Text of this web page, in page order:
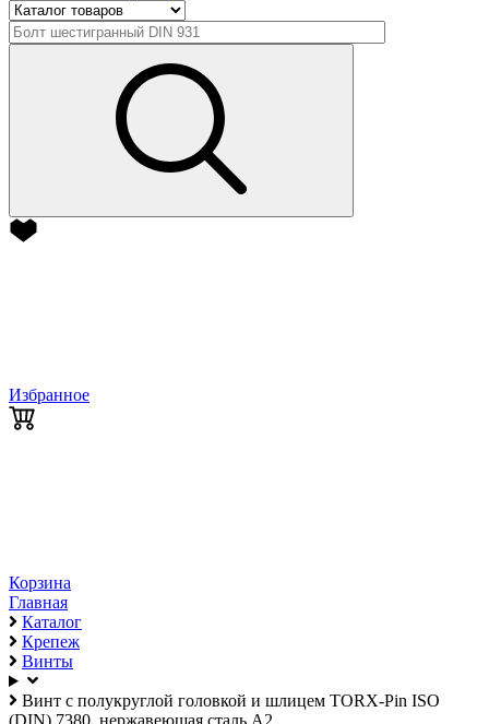
Избранное
Корзина
Главная
Каталог
Крепеж
Винты
Винт с полукруглой головкой и шлицем TORX-Pin ISO
(DIN) 7380, нержавеющая сталь А2